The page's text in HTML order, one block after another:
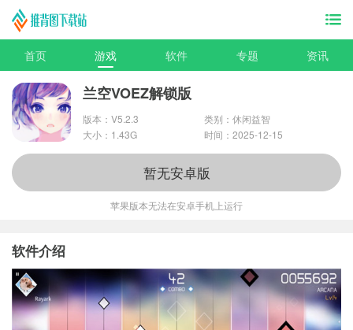
首页 游戏 软件 专题 资讯
兰空VOEZ解锁版
版本：V5.2.3
类别：休闲益智
大小：1.43G
时间：2025-12-15
暂无安卓版
苹果版本无法在安卓手机上运行
软件介绍